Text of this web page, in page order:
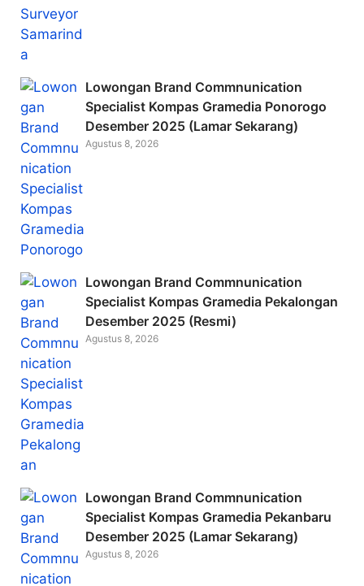
Lowongan Brand Commnunication
Specialist Kompas Gramedia Ponorogo
Desember 2025 (Lamar Sekarang)
Agustus 8, 2026
Lowongan Brand Commnunication
Specialist Kompas Gramedia Pekalongan
Desember 2025 (Resmi)
Agustus 8, 2026
Lowongan Brand Commnunication
Specialist Kompas Gramedia Pekanbaru
Desember 2025 (Lamar Sekarang)
Agustus 8, 2026